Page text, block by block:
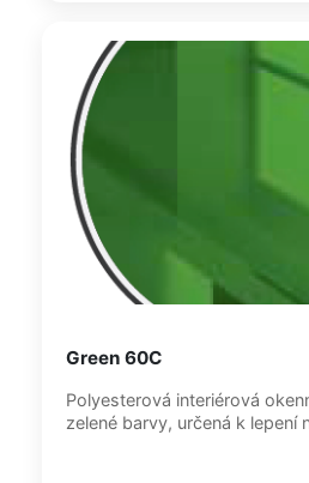
Green 60C
Polyesterová interiérová
zelené barvy, určená k lepení